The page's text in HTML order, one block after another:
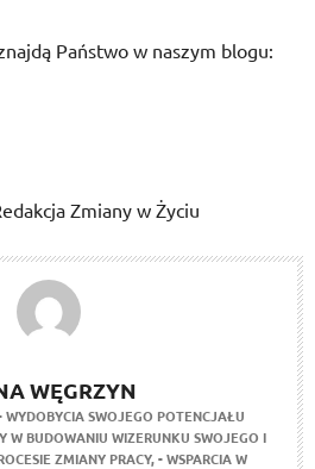
Państwo w naszym blogu:
Zmiany w Życiu
WĘGRZYN
WYDOBYCIA SWOJEGO POTENCJAŁU
W BUDOWANIU WIZERUNKU SWOJEGO I
ZMIANY PRACY,- WSPARCIA W